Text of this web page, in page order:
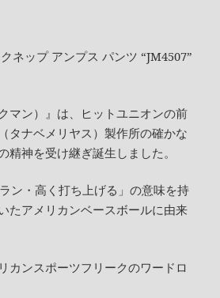
ネップ アンプス パンツ “JM4507”
マン）』は、ヒットユニオンの前
タナベメリヤス）製作所の確かな
精神を受け継ぎ誕生しました。
ン・高く打ち上げる」の意味を持
たアメリカンベースボールに由来
カンスポーツフリークのワードロ